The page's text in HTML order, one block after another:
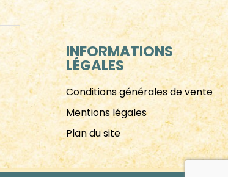
INFORMATIONS
LÉGALES
Conditions générales de vente
Mentions légales
Plan du site